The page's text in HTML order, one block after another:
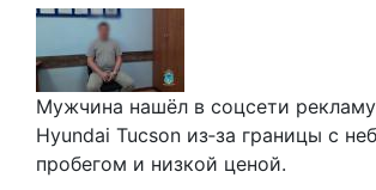
Мужчина нашёл в соцсети
Hyundai Tucson из‑за границы с
пробегом и низкой ценой.